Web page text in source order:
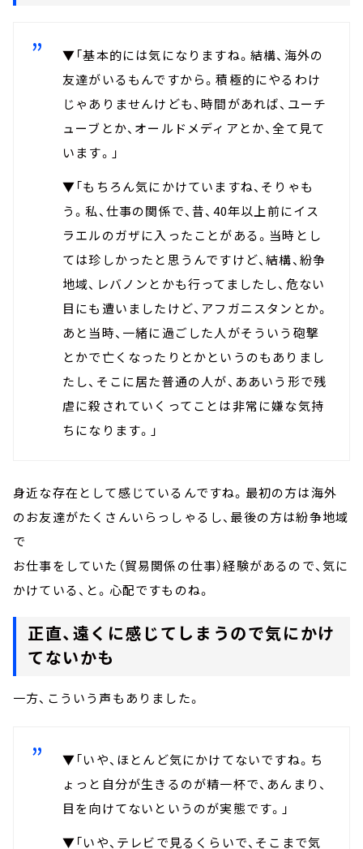
▼「基本的には気になりますね。結構、海外の
友達がいるもんですから。積極的にやるわけ
じゃありませんけども、時間があれば、ユーチ
ューブとか、オールドメディアとか、全て見て
います。」
▼「もちろん気にかけていますね、そりゃも
う。私、仕事の関係で、昔、40年以上前にイス
ラエルのガザに入ったことがある。当時とし
ては珍しかったと思うんですけど、結構、紛争
地域、レバノンとかも行ってましたし、危ない
目にも遭いましたけど、アフガニスタンとか。
あと当時、一緒に過ごした人がそういう砲撃
とかで亡くなったりとかというのもありまし
たし、そこに居た普通の人が、ああいう形で残
虐に殺されていくってことは非常に嫌な気持
ちになります。」
身近な存在として感じているんですね。最初の方は海外
のお友達がたくさんいらっしゃるし、最後の方は紛争地域
で
お仕事をしていた（貿易関係の仕事）経験があるので、気に
かけている、と。心配ですものね。
正直、遠くに感じてしまうので気にかけ
てないかも
一方、こういう声もありました。
▼「いや、ほとんど気にかけてないですね。ち
ょっと自分が生きるのが精一杯で、あんまり、
目を向けてないというのが実態です。」
▼「いや、テレビで見るくらいで、そこまで気